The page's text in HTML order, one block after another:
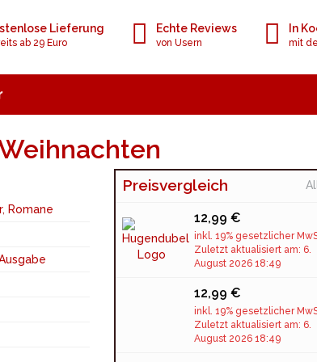
Lieferung
ab 29 Euro
Echte Reviews
von Usern
In
mit
Preisvergleich
12,99 €
inkl. 19% gesetzlicher
Zuletzt aktualisiert am: 6.
August 2026 18:49
12,99 €
inkl. 19% gesetzlicher
Zuletzt aktualisiert am: 6.
August 2026 18:49
, Romane